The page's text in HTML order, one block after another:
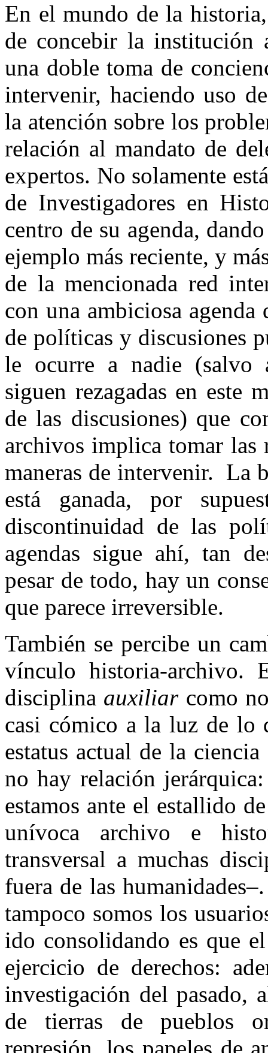
En el mundo de la
de concebir la
una doble toma de
intervenir, haciendo uso
la atención sobre los
relación al mandato de
expertos. No solamente
de Investigadores en
centro de su agenda,
ejemplo más reciente, y
de la mencionada red
con una ambiciosa
de políticas y discusiones
le ocurre a nadie (salvo
siguen rezagadas en este
de las discusiones) que
archivos implica tomar las
maneras de intervenir. La
está ganada, por
discontinuidad de las
agendas sigue ahí, tan
pesar de todo, hay un
que parece irreversible.
También se percibe un
vínculo historia-archivo.
disciplina auxiliarcomo
casi cómico a la luz de lo
estatus actual de la
no hay relación
estamos ante el estallido
unívoca archivo e
transversal a muchas
fuera de las
tampoco somos los
ido consolidando es que
ejercicio de derechos:
investigación del pasado,
de tierras de pueblos